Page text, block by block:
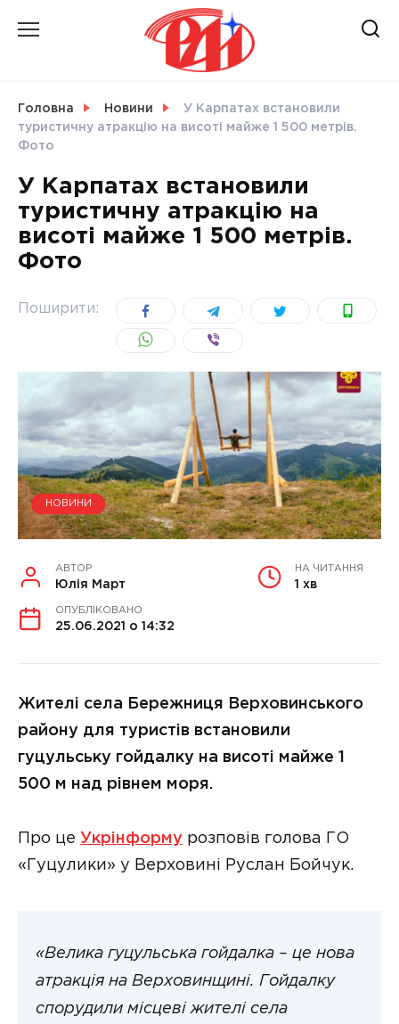
СВІТ
УКРАЇНА
Головна Новини
У Карпатах встановили
туристичну атракцію на висоті майже 1 500 метрів.
Фото
У Карпатах встановили
туристичну атракцію на
висоті майже 1 500 метрів.
Фото
Поширити:
НОВИНИ
АВТОР
Юлія Март
НА ЧИТАННЯ
1 хв
ОПУБЛІКОВАНО
25.06.2021 о 14:32
Жителі села Бережниця Верховинського
району для туристів встановили
гуцульську гойдалку на висоті майже 1
500 м над рівнем моря.
Про це Укрінформу розповів голова ГО
«Гуцулики» у Верховині Руслан Бойчук.
«Велика гуцульська гойдалка – це нова
атракція на Верховинщині. Гойдалку
спорудили місцеві жителі села